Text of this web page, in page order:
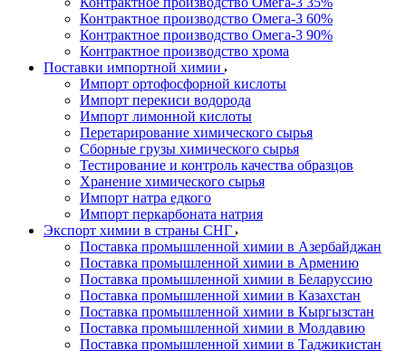
Контрактное производство Омега-3 60%
Контрактное производство Омега-3 90%
Контрактное производство хрома
Поставки импортной химии
Импорт ортофосфорной кислоты
Импорт перекиси водорода
Импорт лимонной кислоты
Перетарирование химического сырья
Сборные грузы химического сырья
Тестирование и контроль качества образцов
Хранение химического сырья
Импорт натра едкого
Импорт перкарбоната натрия
Экспорт химии в страны СНГ
Поставка промышленной химии в Азербайджан
Поставка промышленной химии в Армению
Поставка промышленной химии в Беларуссию
Поставка промышленной химии в Казахстан
Поставка промышленной химии в Кыргызстан
Поставка промышленной химии в Молдавию
Поставка промышленной химии в Таджикистан